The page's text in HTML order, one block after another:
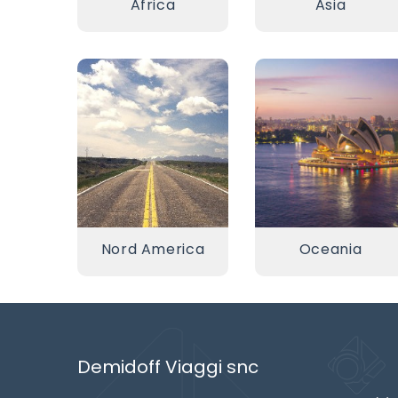
Africa Asia
Nord America Oceania
Demidoff Viaggi snc